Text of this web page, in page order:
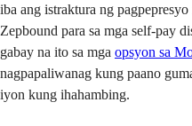
iba ang istraktura ng
Zepbound para sa mga self-pay
gabay na ito sa mga opsyon sa
nagpapaliwanag kung paano
iyon kung ihahambing.